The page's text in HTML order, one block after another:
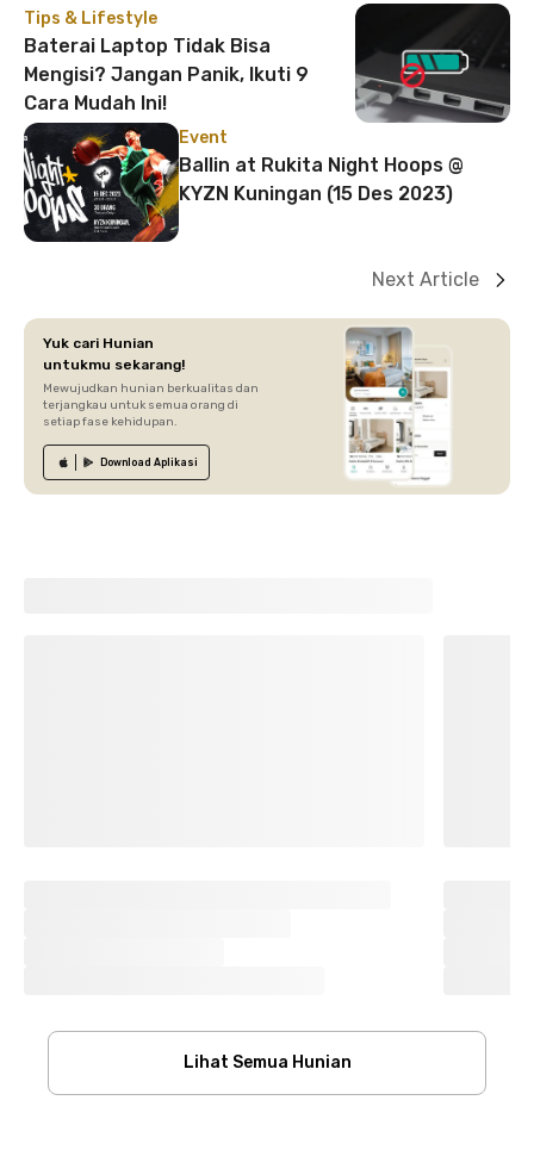
Tips & Lifestyle
Baterai Laptop Tidak Bisa
Mengisi? Jangan Panik, Ikuti 9
Cara Mudah Ini!
Event
Ballin at Rukita Night Hoops @
KYZN Kuningan (15 Des 2023)
Next Article
Yuk cari Hunian
untukmu sekarang!
Mewujudkan hunian berkualitas dan
terjangkau untuk semua orang di
setiap fase kehidupan.
Download Aplikasi
Lihat Semua Hunian